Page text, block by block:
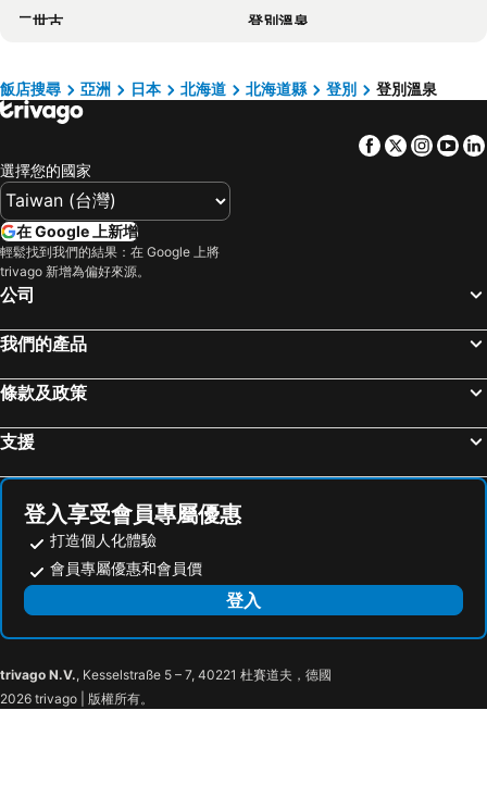
二世古
登別溫泉
Hakodate Station
Susukino Station
新雪谷格蘭比羅夫滑雪場
Sapporo Dome
Odori Station
Motomachi
Furano Ski Area
Chitose Station
Shinsapporo Station
Toyohirakoen Station
Toyakoonsen
Asabu Station
Asarigawa Hot Spring Ski Area
AXES Sapporo
Teine
Sanlaiva Ski Area
Kitayuzawa Hot Spring
Higashimuroran Station
Tomakomai Station
Minami
Makomanai Station
Kita-Nijuyo-Jo Station
Kita-Juni-Jo Station
飯店搜尋 亞洲 日本 北海道 北海道縣 登別 登別溫泉
Facebook
Twitter
選擇您的國家
在 Google 上新增
輕鬆找到我們的結果：在 Google 上將
trivago 新增為偏好來源。
公司
我們的產品
條款及政策
支援
登入享受會員專屬優惠
打造個人化體驗
會員專屬優惠和會員價
登入
trivago N.V., Kesselstraße 5 – 7, 40221 杜賽道夫，德國
2026 trivago | 版權所有。